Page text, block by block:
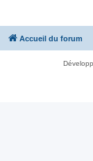
Accueil du forum